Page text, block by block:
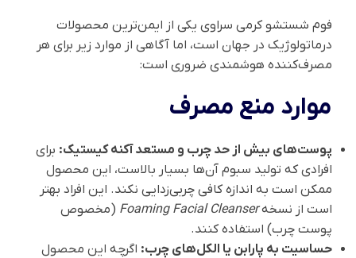
فوم شستشو کرمی سراوی یکی از ایمن‌ترین محصولات
درماتولوژیک در جهان است، اما آگاهی از موارد زیر برای هر
مصرف‌کننده هوشمندی ضروری است:
موارد منع مصرف
پوست‌های بیش از حد چرب و مستعد آکنه کیستیک: برای
افرادی که تولید سبوم آن‌ها بسیار بالاست، این محصول
ممکن است به اندازه کافی چربی‌زدایی نکند. این افراد بهتر
است از نسخهFoaming Facial Cleanser (مخصوص
پوست چرب) استفاده کنند.
حساسیت به پارابن یا الکل‌های چرب: اگرچه این محصول